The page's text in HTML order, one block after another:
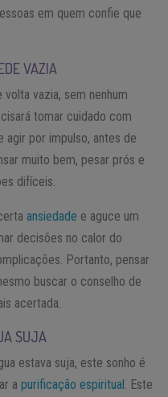
em quem confie que
VAZIA
volta vazia, sem nenhum
tomar cuidado com
agir por impulso, antes de
muito bem, pesar prós e
difíceis.
ansiedade e aguce um
decisões no calor do
Portanto, pensar
buscar o conselho de
acertada.
SUJA
estava suja, este sonho é
a purificação espiritual . Este